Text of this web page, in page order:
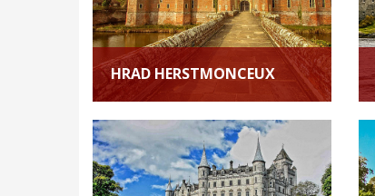
HRAD HERSTMONCEUX